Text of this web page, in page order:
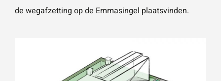
de wegafzetting op de Emmasingel plaatsvinden.